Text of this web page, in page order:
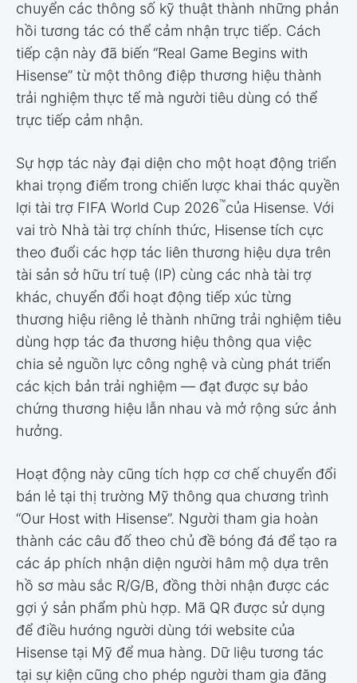
chuyển các thông số kỹ thuật thành những phản
hồi tương tác có thể cảm nhận trực tiếp. Cách
tiếp cận này đã biến “Real Game Begins with
Hisense” từ một thông điệp thương hiệu thành
trải nghiệm thực tế mà người tiêu dùng có thể
trực tiếp cảm nhận.
Sự hợp tác này đại diện cho một hoạt động triển
khai trọng điểm trong chiến lược khai thác quyền
lợi tài trợ FIFA World Cup 2026™của Hisense. Với
vai trò Nhà tài trợ chính thức, Hisense tích cực
theo đuổi các hợp tác liên thương hiệu dựa trên
tài sản sở hữu trí tuệ (IP) cùng các nhà tài trợ
khác, chuyển đổi hoạt động tiếp xúc từng
thương hiệu riêng lẻ thành những trải nghiệm tiêu
dùng hợp tác đa thương hiệu thông qua việc
chia sẻ nguồn lực công nghệ và cùng phát triển
các kịch bản trải nghiệm — đạt được sự bảo
chứng thương hiệu lẫn nhau và mở rộng sức ảnh
hưởng.
Hoạt động này cũng tích hợp cơ chế chuyển đổi
bán lẻ tại thị trường Mỹ thông qua chương trình
“Our Host with Hisense”. Người tham gia hoàn
thành các câu đố theo chủ đề bóng đá để tạo ra
các áp phích nhận diện người hâm mộ dựa trên
hồ sơ màu sắc R/G/B, đồng thời nhận được các
gợi ý sản phẩm phù hợp. Mã QR được sử dụng
để điều hướng người dùng tới website của
Hisense tại Mỹ để mua hàng. Dữ liệu tương tác
tại sự kiện cũng cho phép người tham gia đăng